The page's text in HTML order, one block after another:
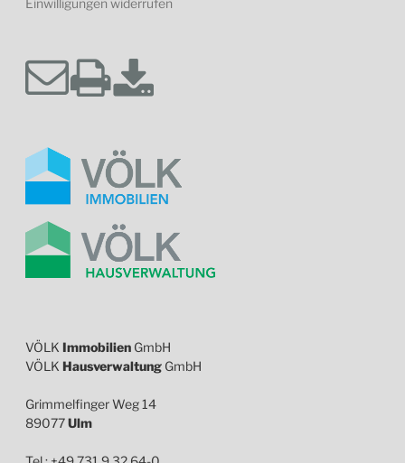
Einwilligungen widerrufen
VÖLK Immobilien GmbH
VÖLK Hausverwaltung GmbH
Grimmelfinger Weg 14
89077Ulm